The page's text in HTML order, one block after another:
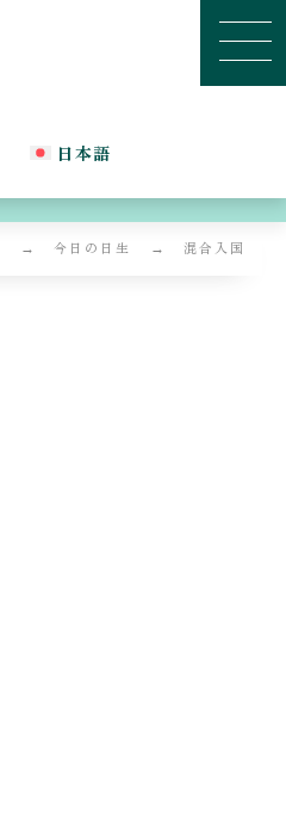
日本語
今日の日生 混合入国